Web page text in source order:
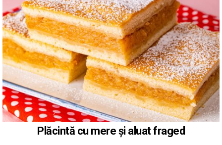
Plăcintă cu mere și aluat fraged